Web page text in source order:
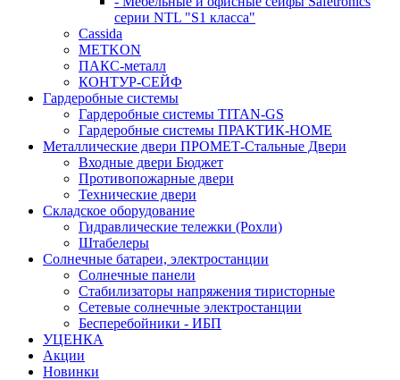
серии NTL "S1 класса"
Cassida
METKON
ПАКС-металл
КОНТУР-СЕЙФ
Гардеробные системы
Гардеробные системы TITAN-GS
Гардеробные системы ПРАКТИК-HOME
Металлические двери ПРОМЕТ-Стальные Двери
Входные двери Бюджет
Противопожарные двери
Технические двери
Складское оборудование
Гидравлические тележки (Рохли)
Штабелеры
Солнечные батареи, электростанции
Солнечные панели
Стабилизаторы напряжения тиристорные
Сетевые солнечные электростанции
Бесперебойники - ИБП
УЦЕНКА
Акции
Новинки